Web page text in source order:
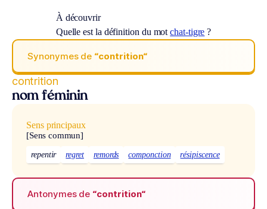
À découvrir
Quelle est la définition du motchat-tigre ?
Synonymes de “contrition“
contrition
nom féminin
Sens principaux
[Sens commun]
repentir regret remords componction résipiscence
Antonymes de “contrition“